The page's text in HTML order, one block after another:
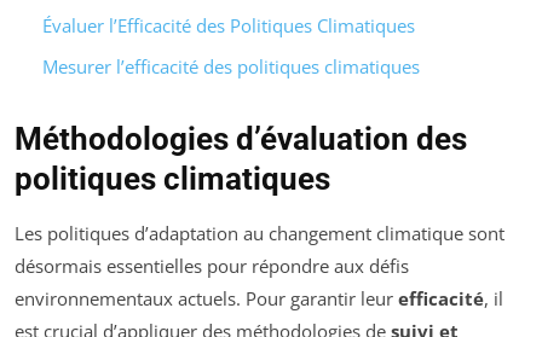
Évaluer l’Efficacité des Politiques Climatiques
Mesurer l’efficacité des politiques climatiques
Méthodologies d’évaluation des
politiques climatiques
Les politiques d’adaptation au changement climatique sont
désormais essentielles pour répondre aux défis
environnementaux actuels. Pour garantir leur efficacité, il
est crucial d’appliquer des méthodologies de suivi et